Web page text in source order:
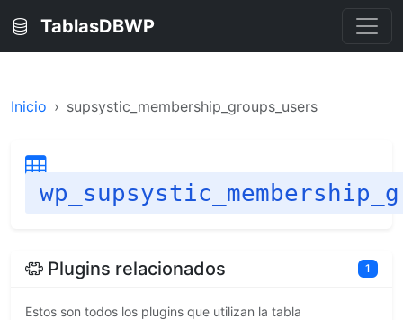
TablasDBWP
Inicio supsystic_membership_groups_users
Plugins relacionados 1
Estos son todos los plugins que utilizan la tabla